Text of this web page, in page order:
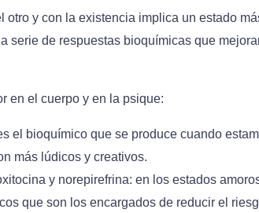
otro y con la existencia implica un estado
serie de respuestas bioquímicas que
en el cuerpo y en la psique:
el bioquímico que se produce cuando
más lúdicos y creativos.
y norepirefrina: en los estados
que son los encargados de reducir el